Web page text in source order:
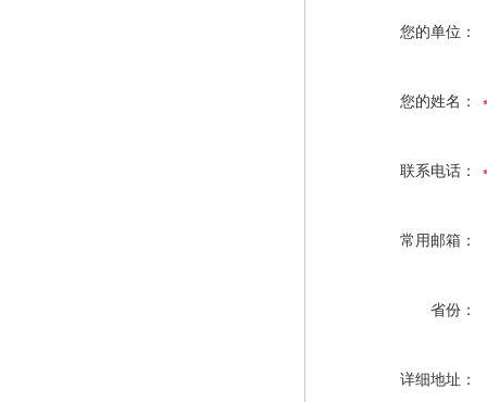
您的单位：
您的姓名：
联系电话：
常用邮箱：
省份：
详细地址：